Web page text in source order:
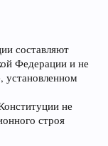
составляют
Федерации и не
установленном
не
строя